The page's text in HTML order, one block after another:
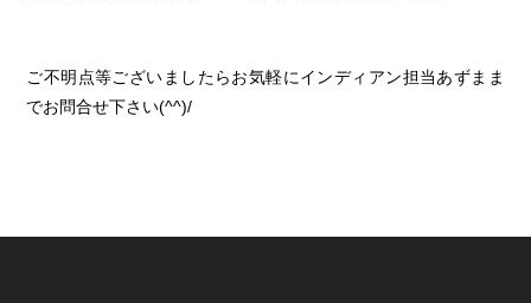
ご不明点等ございましたらお気軽にインディアン担当あずまま
でお問合せ下さい(^^)/